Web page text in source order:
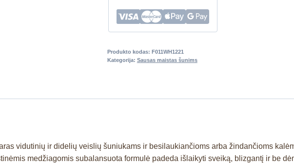
Produkto kodas: F011WH1221
Kategorija: Sausas maistas šunims
vidutinių ir didelių veislių šuniukams ir besilaukiančioms arba žindančioms
medžiagomis subalansuota formulė padeda išlaikyti sveiką, blizgantį ir be